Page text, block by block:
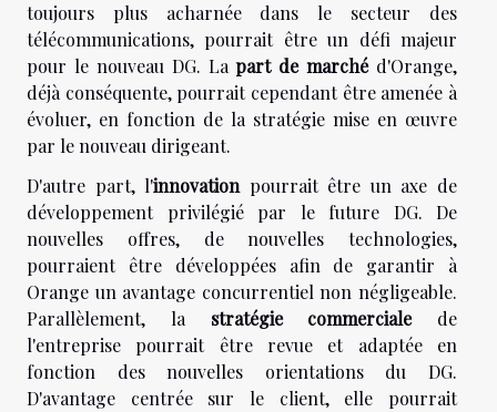
toujours plus acharnée dans le secteur des
télécommunications, pourrait être un défi majeur
pour le nouveau DG. Lapart de marchéd'Orange,
déjà conséquente, pourrait cependant être amenée à
évoluer, en fonction de la stratégie mise en œuvre
par le nouveau dirigeant.
D'autre part, l'innovationpourrait être un axe de
développement privilégié par le future DG. De
nouvelles offres, de nouvelles technologies,
pourraient être développées afin de garantir à
Orange un avantage concurrentiel non négligeable.
Parallèlement, la stratégie commercialede
l'entreprise pourrait être revue et adaptée en
fonction des nouvelles orientations du DG.
D'avantage centrée sur le client, elle pourrait